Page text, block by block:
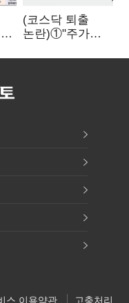
(코스닥 퇴출
논란)①"주가
옥토 태운다"…
스 이용약관 고충처리